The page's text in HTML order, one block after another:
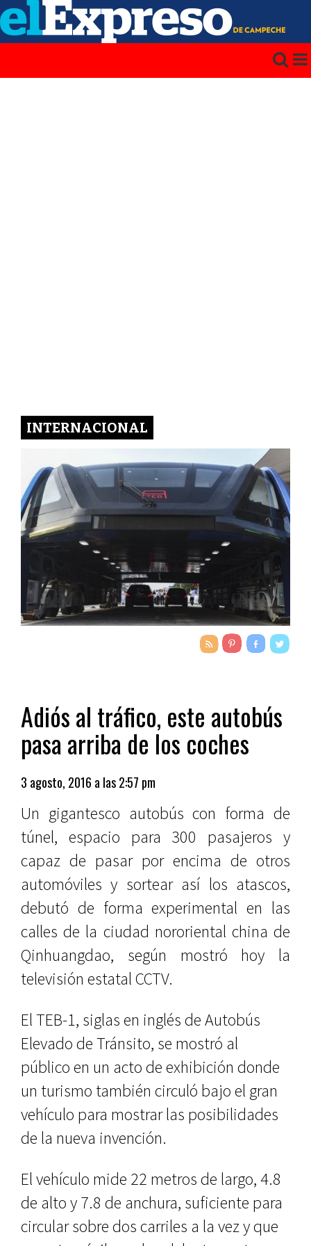
INTERNACIONAL
Adiós al tráfico, este autobús
pasa arriba de los coches
3 agosto, 2016 a las 2:57 pm
Un gigantesco autobús con forma de
túnel, espacio para 300 pasajeros y
capaz de pasar por encima de otros
automóviles y sortear así los atascos,
debutó de forma experimental en las
calles de la ciudad nororiental china de
Qinhuangdao, según mostró hoy la
televisión estatal CCTV.
El TEB-1, siglas en inglés de Autobús
Elevado de Tránsito, se mostró al
público en un acto de exhibición donde
un turismo también circuló bajo el gran
vehículo para mostrar las posibilidades
de la nueva invención.
El vehículo mide 22 metros de largo, 4.8
de alto y 7.8 de anchura, suficiente para
circular sobre dos carriles a la vez y que